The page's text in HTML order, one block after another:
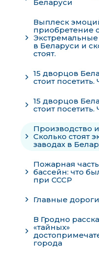
Беларуси
Выплеск
приобретение
в Беларуси и
стоят.
15 дворцов
стоит посетить.
15 дворцов
стоит посетить.
Производство
Сколько стоят
заводах в
Пожарная
бассейн: что
при СССР
Главные
В Гродно
«тайных»
города